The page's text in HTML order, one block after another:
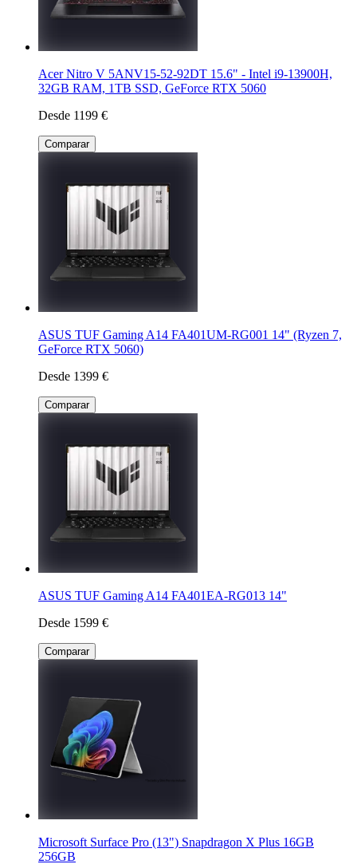
Acer Nitro V 5ANV15-52-92DT 15.6" - Intel i9-13900H,
32GB RAM, 1TB SSD, GeForce RTX 5060
Desde 1199 €
Comparar
ASUS TUF Gaming A14 FA401UM-RG001 14" (Ryzen 7,
GeForce RTX 5060)
Desde 1399 €
Comparar
ASUS TUF Gaming A14 FA401EA-RG013 14"
Desde 1599 €
Comparar
Microsoft Surface Pro (13") Snapdragon X Plus 16GB
256GB